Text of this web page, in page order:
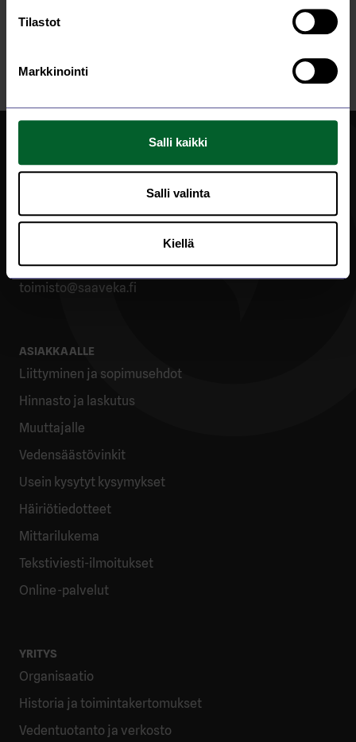
Tilastot
Markkinointi
Salli kaikki
Salli valinta
Kiellä
Hyvää joulua ja onnellista uutta vuotta!
040 184 1427
toimisto@saaveka.fi
ASIAKKAALLE
Liittyminen ja sopimusehdot
Hinnasto ja laskutus
Muuttajalle
Vedensäästövinkit
Usein kysytyt kysymykset
Häiriötiedotteet
Mittarilukema
Tekstiviesti-ilmoitukset
Online-palvelut
YRITYS
Organisaatio
Historia ja toimintakertomukset
Vedentuotanto ja verkosto